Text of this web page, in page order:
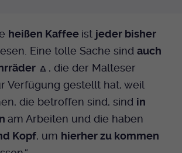
heißen Kaffee ist jeder bisher
Eine tolle Sache sind auch
🔼, die der Malteser
Verfügung gestellt hat, weil
die betroffen sind, sind in
am Arbeiten und die haben
Kopf, um hierher zu kommen